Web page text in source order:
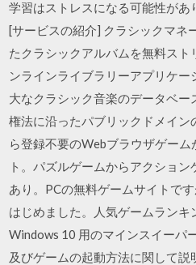
学習はストレスになる可能性が
[サービスの紹介] クラシックマネ
たクラシックアルバムを無料ス
ンラインライブラリーアプリケ
大なクラシック音楽のデータベ
権法に沿ったパブリックドメイ
ら登録不要のWebブラウザゲー
ト。パズルゲームからアクショ
あり。PCの無料ゲームサイトで
はじめました。人気ゲームランキ
Windows 10 用のマインスイーパ
及びゲームの起動方法に関して